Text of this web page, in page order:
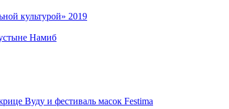
культурой» 2019
Намиб
Вуду и фестиваль масок Festima